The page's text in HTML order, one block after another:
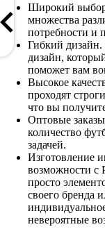
Широкий выбор
множества
потребности и
Гибкий
дизайн,
поможет вам
Высокое
проходят
что вы
Оптовые
количество
задачей.
Изготовление
возможности с
просто
своего бренда
невероятные